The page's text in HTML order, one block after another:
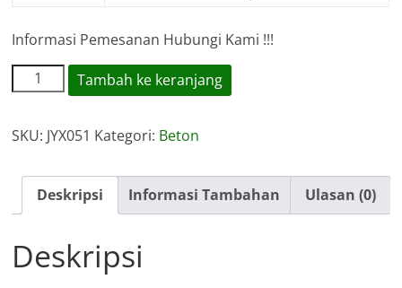
Informasi Pemesanan Hubungi Kami !!!
Kuantitas
Harga
Cikarang
Tambah ke keranjang
SKU: JYX051 Kategori: Beton
Deskripsi Informasi Tambahan Ulasan (0)
Deskripsi